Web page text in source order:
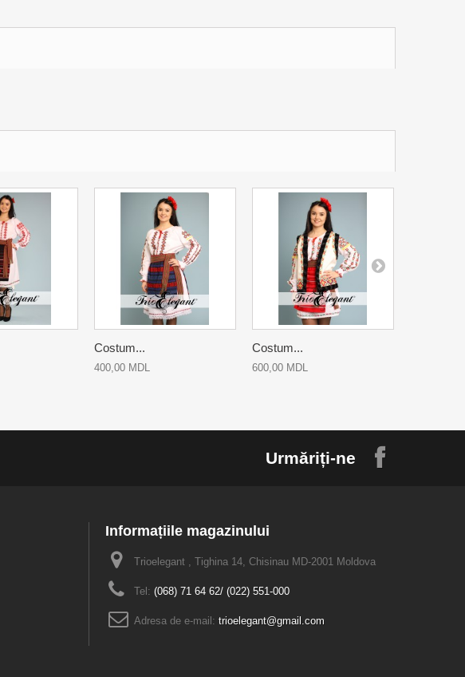
Costum...
400,00 MDL
Costum...
600,00 MDL
Urmăriți-ne
Informațiile magazinului
Trioelegant , Tighina 14, Chisinau MD-2001 Moldova
Tel: (068) 71 64 62/ (022) 551-000
Adresa de e-mail: trioelegant@gmail.com